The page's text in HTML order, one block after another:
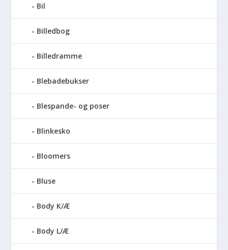
Bil
Billedbog
Billedramme
Blebadebukser
Blespande- og poser
Blinkesko
Bloomers
Bluse
Body K/Æ
Body L/Æ